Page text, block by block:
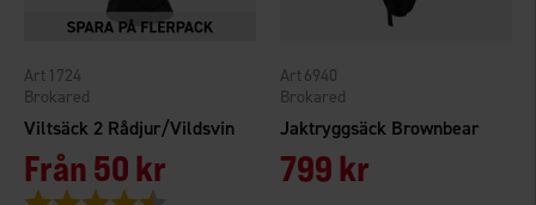
Viltsäck 2 Rådjur/Vildsvin
Brokared
1724
Från50 kr
Betyg:
Jaktryggsäck Brownbear
Brokared
6940
799 kr